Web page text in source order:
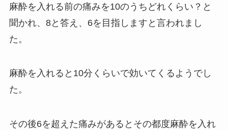
麻酔を入れる前の痛みを10のうちどれくらい？と
聞かれ、8と答え、6を目指しますと言われまし
た。
麻酔を入れると10分くらいで効いてくるようでし
た。
その後6を超えた痛みがあるとその都度麻酔を入れ